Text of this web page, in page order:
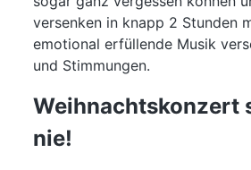
versenken in knapp 2 Stunden
emotional erfüllende Musik
und Stimmungen.
Weihnachtskonzert
nie!